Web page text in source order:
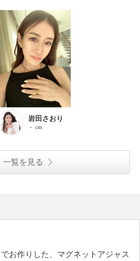
岩田さおり
－ cm
一覧を見る
お作りした、マグネットアジャス